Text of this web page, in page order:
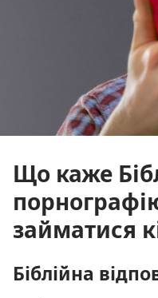
Що каже
займатися
Біблійна